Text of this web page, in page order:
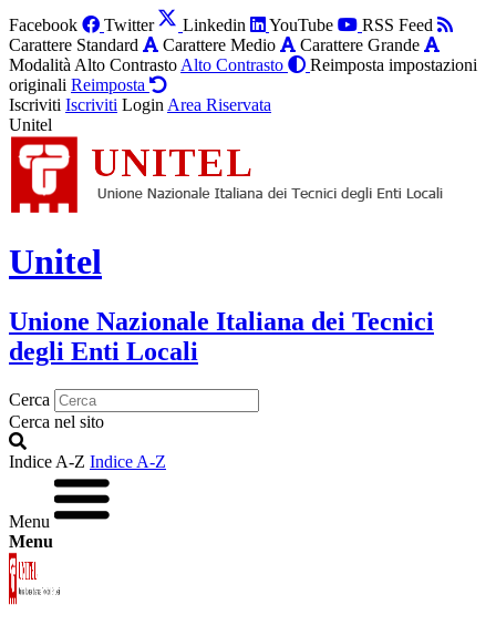
Facebook Twitter Linkedin YouTube
RSS Feed
Carattere Standard
Carattere Medio
Carattere Grande
Modalità Alto Contrasto Alto Contrasto
Reimposta impostazioni
originali Reimposta
Iscriviti Iscriviti Login Area Riservata
Unitel
Unitel
Unione Nazionale Italiana dei Tecnici
degli Enti Locali
Cerca
Cerca nel sito
Indice A-Z Indice A-Z
Menu
Menu